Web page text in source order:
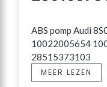
ABS pomp Audi
10022005654
28515373103
MEER LEZEN